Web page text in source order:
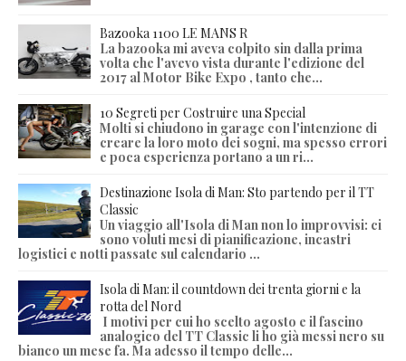
Bazooka 1100 LE MANS R
La bazooka mi aveva colpito sin dalla prima
volta che l'avevo vista durante l'edizione del
2017 al Motor Bike Expo , tanto che...
10 Segreti per Costruire una Special
Molti si chiudono in garage con l'intenzione di
creare la loro moto dei sogni, ma spesso errori
e poca esperienza portano a un ri...
Destinazione Isola di Man: Sto partendo per il TT
Classic
Un viaggio all'Isola di Man non lo improvvisi: ci
sono voluti mesi di pianificazione, incastri
logistici e notti passate sul calendario ...
Isola di Man: il countdown dei trenta giorni e la
rotta del Nord
I motivi per cui ho scelto agosto e il fascino
analogico del TT Classic li ho già messi nero su
bianco un mese fa. Ma adesso il tempo delle...